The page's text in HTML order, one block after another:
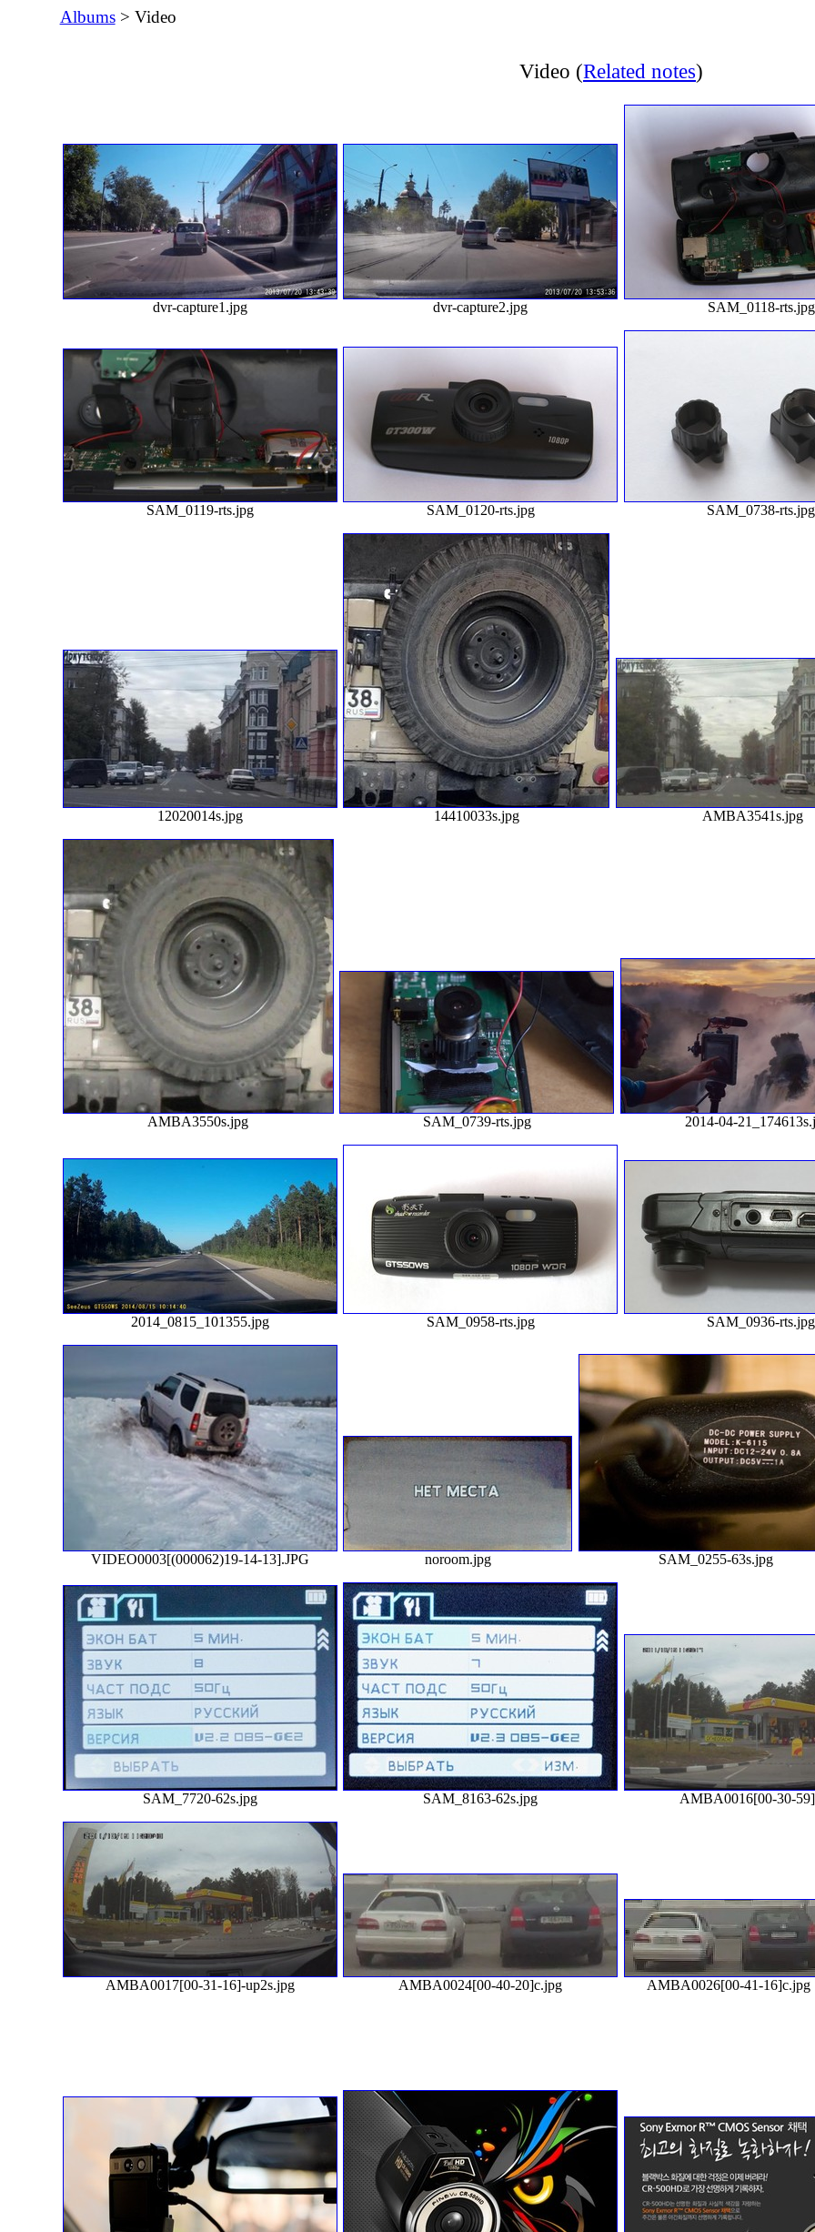
Albums> Video
Video (Related notes)
dvr-capture1.jpg dvr-capture2.jpg SAM_0118-rts.jpg
SAM_0119-rts.jpg SAM_0120-rts.jpg SAM_0738-rts.jpg
12020014s.jpg 14410033s.jpg AMBA3541s.jpg
AMBA3550s.jpg SAM_0739-rts.jpg 2014-04-
2014_0815_101355.jpg SAM_0958-rts.jpg SAM_0936-rts.jpg
VIDEO0003[(000062)19-14-13].JPG noroom.jpg SAM_0255-63s.jpg
SAM_7720-62s.jpg SAM_8163-62s.jpg AMBA0016[00-30-
AMBA0017[00-31-16]-up2s.jpg AMBA0024[00-40-20]c.jpg AMBA0026[00-41-16]c.jpg